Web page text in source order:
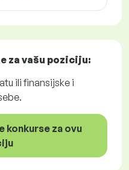
za vašu poziciju:
ili finansijske i
konkurse za ovu